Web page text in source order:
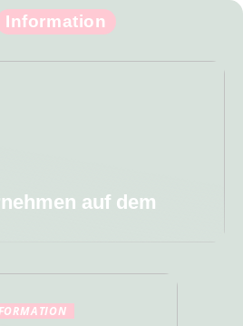
Information
auf dem